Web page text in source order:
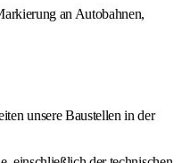
an Autobahnen,
unsere Baustellen in der